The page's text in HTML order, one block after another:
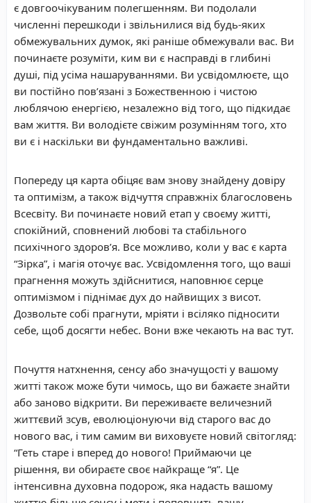
є довгоочікуваним полегшенням. Ви подолали
численні перешкоди і звільнилися від будь-яких
обмежувальних думок, які раніше обмежували вас. Ви
починаєте розуміти, ким ви є насправді в глибині
душі, під усіма нашаруваннями. Ви усвідомлюєте, що
ви постійно пов’язані з Божественною і чистою
люблячою енергією, незалежно від того, що підкидає
вам життя. Ви володієте свіжим розумінням того, хто
ви є і наскільки ви фундаментально важливі.
Попереду ця карта обіцяє вам знову знайдену довіру
та оптимізм, а також відчуття справжніх благословень
Всесвіту. Ви починаєте новий етап у своєму житті,
спокійний, сповнений любові та стабільного
психічного здоров’я. Все можливо, коли у вас є карта
“Зірка”, і магія оточує вас. Усвідомлення того, що ваші
прагнення можуть здійснитися, наповнює серце
оптимізмом і піднімає дух до найвищих з висот.
Дозвольте собі прагнути, мріяти і всіляко підносити
себе, щоб досягти небес. Вони вже чекають на вас тут.
Почуття натхнення, сенсу або значущості у вашому
житті також може бути чимось, що ви бажаєте знайти
або заново відкрити. Ви переживаєте величезний
життєвий зсув, еволюціонуючи від старого вас до
нового вас, і тим самим ви виховуєте новий світогляд:
“Геть старе і вперед до нового! Приймаючи це
рішення, ви обираєте своє найкраще “я”. Це
інтенсивна духовна подорож, яка надасть вашому